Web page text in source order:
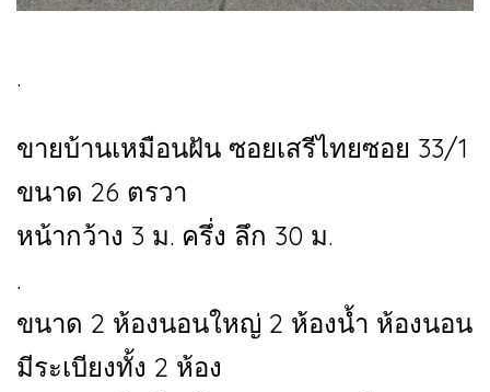
.
ขายบ้านเหมือนฝัน ซอยเสรีไทยซอย 33/1
ขนาด 26 ตรวา
หน้ากว้าง 3 ม. ครึ่ง ลึก 30 ม.
.
ขนาด 2 ห้องนอนใหญ่ 2 ห้องน้ำ ห้องนอน
มีระเบียงทั้ง 2 ห้อง